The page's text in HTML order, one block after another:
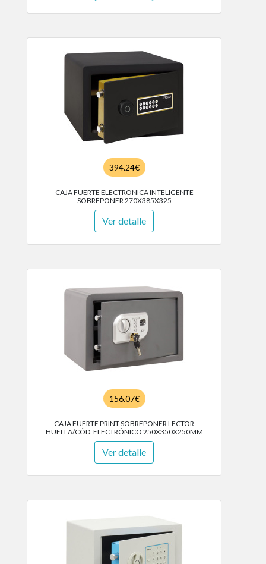
394.24€
CAJA FUERTE ELECTRONICA INTELIGENTE
SOBREPONER 270X385X325
Ver detalle
156.07€
CAJA FUERTE PRINT SOBREPONER LECTOR
HUELLA/CÓD. ELECTRÓNICO 250X350X250MM
Ver detalle